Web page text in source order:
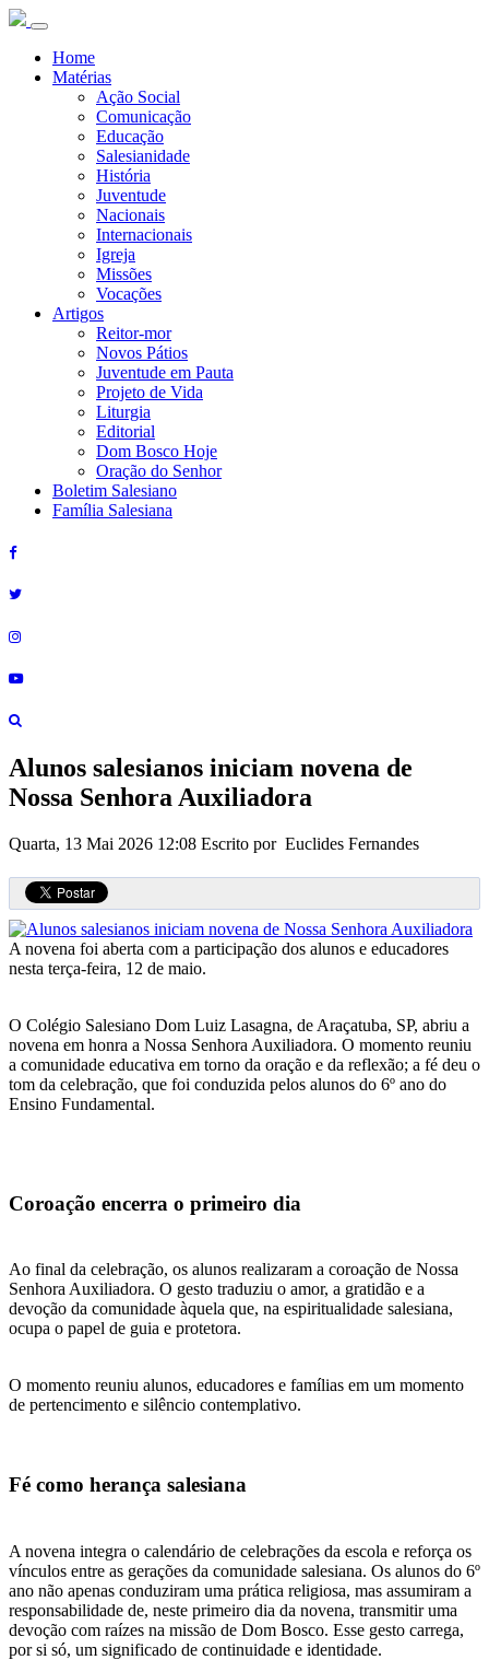
Home
Matérias
Ação Social
Comunicação
Educação
Salesianidade
História
Juventude
Nacionais
Internacionais
Igreja
Missões
Vocações
Artigos
Reitor-mor
Novos Pátios
Juventude em Pauta
Projeto de Vida
Liturgia
Editorial
Dom Bosco Hoje
Oração do Senhor
Boletim Salesiano
Família Salesiana
Alunos salesianos iniciam novena de
Nossa Senhora Auxiliadora
Quarta, 13 Mai 2026 12:08 Escrito por Euclides Fernandes
A novena foi aberta com a participação dos alunos e educadores
nesta terça-feira, 12 de maio.
O Colégio Salesiano Dom Luiz Lasagna, de Araçatuba, SP, abriu a
novena em honra a Nossa Senhora Auxiliadora. O momento reuniu
a comunidade educativa em torno da oração e da reflexão; a fé deu o
tom da celebração, que foi conduzida pelos alunos do 6º ano do
Ensino Fundamental.
Coroação encerra o primeiro dia
Ao final da celebração, os alunos realizaram a coroação de Nossa
Senhora Auxiliadora. O gesto traduziu o amor, a gratidão e a
devoção da comunidade àquela que, na espiritualidade salesiana,
ocupa o papel de guia e protetora.
O momento reuniu alunos, educadores e famílias em um momento
de pertencimento e silêncio contemplativo.
Fé como herança salesiana
A novena integra o calendário de celebrações da escola e reforça os
vínculos entre as gerações da comunidade salesiana. Os alunos do 6º
ano não apenas conduziram uma prática religiosa, mas assumiram a
responsabilidade de, neste primeiro dia da novena, transmitir uma
devoção com raízes na missão de Dom Bosco. Esse gesto carrega,
por si só, um significado de continuidade e identidade.